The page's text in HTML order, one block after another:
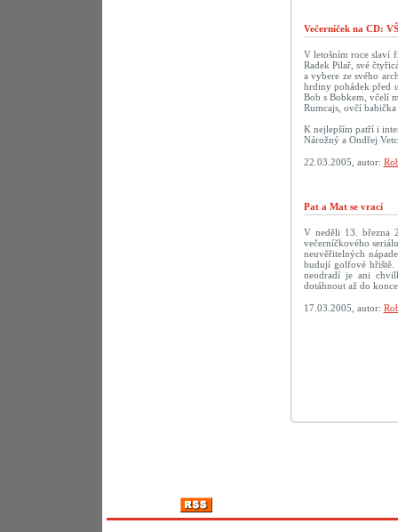
Večerníček na CD:
V letošním roce slaví
Radek Pilař, své
a vybere ze svého
hrdiny pohádek před
Bob s Bobkem, včelí
Rumcajs, ovčí
K nejlepším patří i
Nárožný a Ondřej
22.03.2005, autor:
Pat a Mat se vrací
V neděli 13. března
večerníčkového
neuvěřitelných
budují golfové hřiště.
neodradí je ani
dotáhnout až do
17.03.2005, autor: